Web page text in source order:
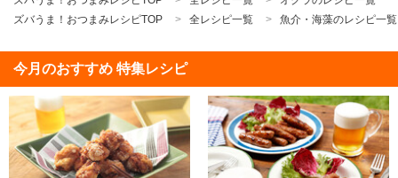
ズバうま！おつまみレシピTOP
全レシピ一覧 魚介・海藻のレシピ一覧
今月のおすすめ 特集レシピ